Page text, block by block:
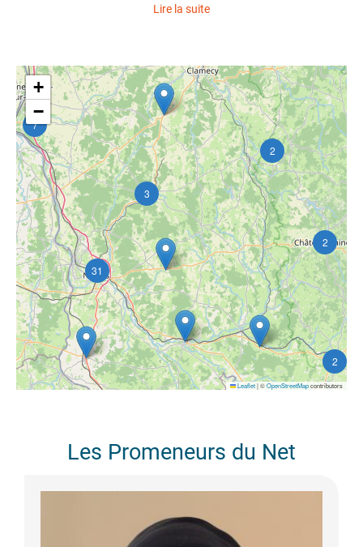
Lire la suite
2
2
2
7
3
31
+
−
Leaflet|©OpenStreetMapcontributors
Les Promeneurs du Net